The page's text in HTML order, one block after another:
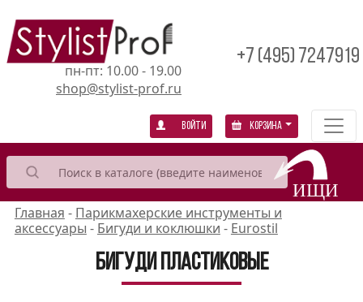
пн-пт: 10.00 - 19.00
shop@stylist-prof.ru
+7 (495) 7247919
Войти Корзина
Главная - Парикмахерские инструменты и
аксессуары - Бигуди и коклюшки - Eurostil
Бигуди пластиковые